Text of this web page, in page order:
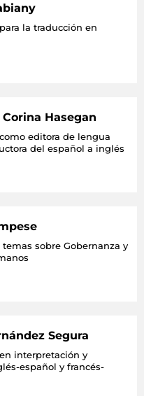
la traducción en
Corina Hasegan
editora de lengua
del español a inglés
sobre Gobernanza y
Segura
interpretación y
español y francés-